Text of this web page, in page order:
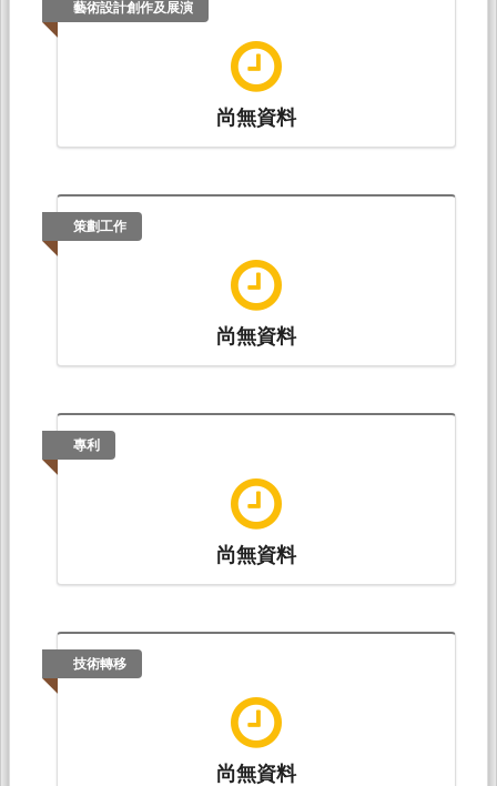
藝術設計創作及展演
尚無資料
策劃工作
尚無資料
專利
尚無資料
技術轉移
尚無資料